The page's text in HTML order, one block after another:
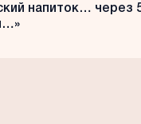
напиток… через